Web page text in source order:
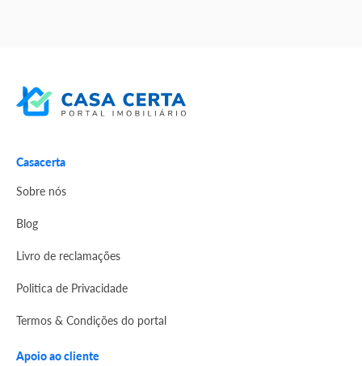
Casacerta
Sobre nós
Blog
Livro de reclamações
Politica de Privacidade
Termos & Condições do portal
Apoio ao cliente